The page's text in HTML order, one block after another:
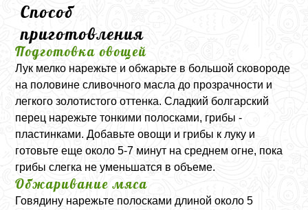
Способ
приготовления
Подготовка овощей
Лук мелко нарежьте и обжарьте в большой сковороде
на половине сливочного масла до прозрачности и
легкого золотистого оттенка. Сладкий болгарский
перец нарежьте тонкими полосками, грибы -
пластинками. Добавьте овощи и грибы к луку и
готовьте еще около 5-7 минут на среднем огне, пока
грибы слегка не уменьшатся в объеме.
Обжаривание мяса
Говядину нарежьте полосками длиной около 5